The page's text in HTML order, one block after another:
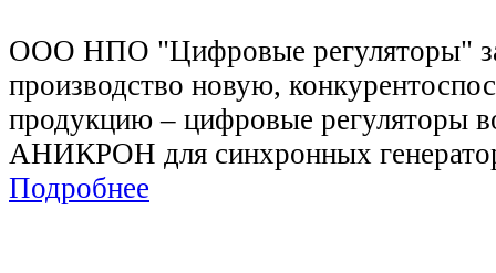
ООО НПО "Цифровые регуляторы"
производство новую,
продукцию – цифровые регуляторы
АНИКРОН для синхронных
Подробнее